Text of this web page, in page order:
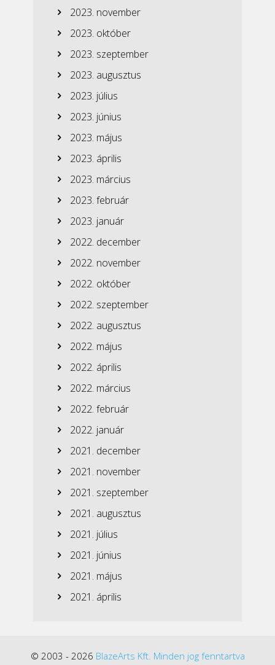
2023. november
2023. október
2023. szeptember
2023. augusztus
2023. július
2023. június
2023. május
2023. április
2023. március
2023. február
2023. január
2022. december
2022. november
2022. október
2022. szeptember
2022. augusztus
2022. május
2022. április
2022. március
2022. február
2022. január
2021. december
2021. november
2021. szeptember
2021. augusztus
2021. július
2021. június
2021. május
2021. április
© 2003 - 2026 BlazeArts Kft. Minden jog fenntartva